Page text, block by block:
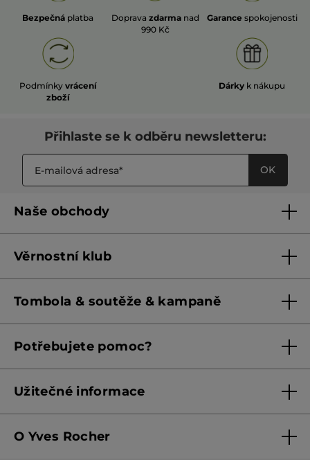
Bezpečná platba Doprava zdarma nad
990 Kč
Garance spokojenosti
Podmínky vrácení
zboží
Dárky k nákupu
Přihlaste se k odběru newsletteru:
OK
Naše obchody
Franšízing
Věrnostní klub
Pravidla věrnostního klubu od 1. 6. 2026
Tombola & soutěže & kampaně
Podmínky aktuálních nabídek
Potřebujete pomoc?
Užitečné informace
Zásady ochrany osobních údajů
O Yves Rocher